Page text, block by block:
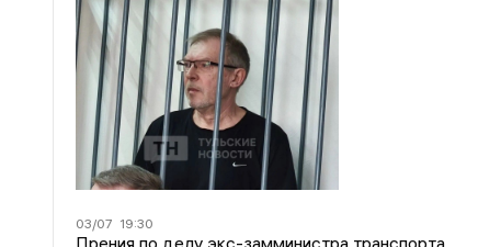
03/07 19:30
Прения по делу экс-замминистра транспорта